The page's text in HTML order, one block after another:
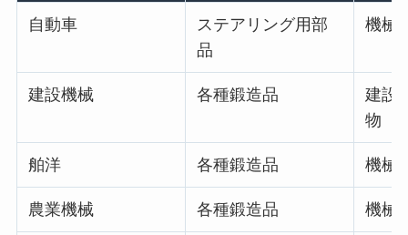
自動車
ステアリング用部
品
機械
建設機械 各種鍛造品
建設
物
舶洋 各種鍛造品 機械
農業機械 各種鍛造品 機械